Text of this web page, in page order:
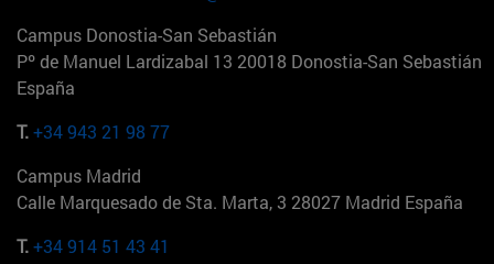
Campus Donostia-San Sebastián
Pº de Manuel Lardizabal 13 20018 Donostia-San Sebastián
España
T.+34 943 21 98 77
Campus Madrid
Calle Marquesado de Sta. Marta, 3 28027 Madrid España
T.+34 914 51 43 41